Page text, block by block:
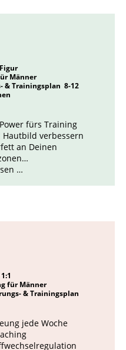
Männer
& Trainingsplan 8-12
fürs Training
verbessern
an Deinen
…
für Männer
& Trainingsplan
jede Woche